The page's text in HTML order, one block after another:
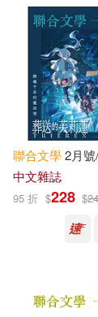
鞋包配件
寵物生活
玲廊滿藝
電子書閱
電子書
Not
科學出
Bt
Taylor
清華大
高等教
可超商
可海外
可港澳
可新加
可菲律
聯合文學2月
中文雜誌
95 折 $228 $